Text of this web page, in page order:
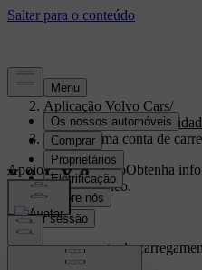
Apoio
Aplicação Volvo Cars/
Conteúdo e
Registar uma conta de
Apoio personalizadoObtenha
automóvel específico.
Iniciar sessão
Registar uma conta de